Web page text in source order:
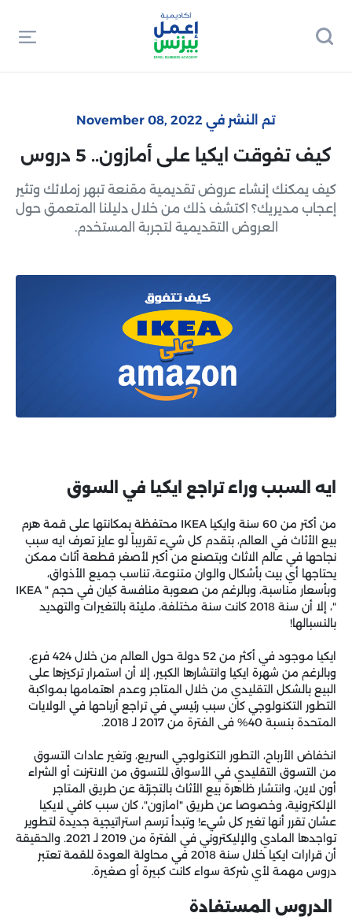
تم النشر في November 08, 2022
كيف تفوقت ايكيا على أمازون.. 5 دروس
كيف يمكنك إنشاء عروض تقديمية مقنعة تبهر زملائك وتثير
إعجاب مديريك؟ اكتشف ذلك من خلال دليلنا المتعمق حول
العروض التقديمية لتجربة المستخدم.
ايه السبب وراء تراجع ايكيا في السوق
من أكتر من 60 سنة وايكيا IKEA محتفظة بمكانتها على قمة هرم
بيع الأثاث في العالم، بتقدم كل شيء تقريباً لو عايز تعرف ايه سبب
نجاحها في عالم الاثاث وبتصنع من أكبر لأصغر قطعة أثاث ممكن
يحتاجها أي بيت بأشكال والوان متنوعة، تناسب جميع الأذواق،
وبأسعار مناسبة، وبالرغم من صعوبة منافسة كيان في حجم " IKEA
"، إلا أن سنة 2018 كانت سنة مختلفة، مليئة بالتغيرات والتهديد
بالنسبالها!
ايكيا موجود في أكثر من 52 دولة حول العالم من خلال 424 فرع،
وبالرغم من شهرة ايكيا وانتشارها الكبير، إلا أن استمرار تركيزها على
البيع بالشكل التقليدي من خلال المتاجر وعدم اهتمامها بمواكبة
التطور التكنولوجي كان سبب رئيسي في تراجع أرباحها في الولايات
المتحدة بنسبة 40% فى الفترة من 2017 لـ 2018.
انخفاض الأرباح، التطور التكنولوجي السريع، وتغير عادات التسوق
من التسوق التقليدي في الأسواق للتسوق من الانترنت أو الشراء
أون لاين، وانتشار ظاهرة بيع الأثاث بالتجزئة عن طريق المتاجر
الإلكترونية، وخصوصا عن طريق "امازون"، كان سبب كافي لايكيا
عشان تقرر أنها تغير كل شيء! وتبدأ ترسم استراتيجية جديدة لتطوير
تواجدها المادي والإليكتروني في الفترة من 2019 لـ 2021. والحقيقة
أن قرارات ايكيا خلال سنة 2018 في محاولة العودة للقمة تعتبر
دروس مهمة لأي شركة سواء كانت كبيرة أو صغيرة.
الدروس المستفادة